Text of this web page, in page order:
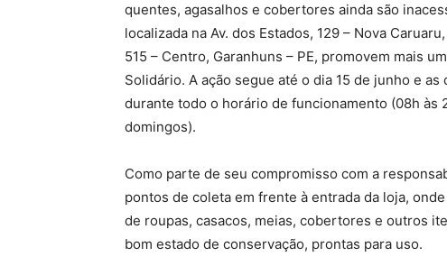
quentes, agasalhos e cobertores ainda são
localizada na Av. dos Estados, 129 – Nova
515 – Centro, Garanhuns – PE, promovem mais
Solidário. A ação segue até o dia 15 de junho e
durante todo o horário de funcionamento (08h às
domingos).
Como parte de seu compromisso com a
pontos de coleta em frente à entrada da loja,
de roupas, casacos, meias, cobertores e outros
bom estado de conservação, prontas para uso.